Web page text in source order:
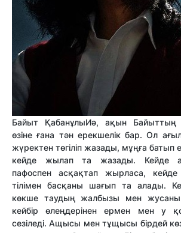
Байыт ҚабанұлыИә, ақын Байыттың
өзіне ғана тән ерекшелік бар. Ол
жүректен төгіліп жазады, мұңға батып
кейде жылап та жазады. Кейде
пафоспен асқақтап жырласа,
тілімен басқаны шағып та алады.
көкше таудың жалбызы мен
кейбір өлеңдерінен ермен мен у
сезіледі. Ащысы мен тұщысы бірдей